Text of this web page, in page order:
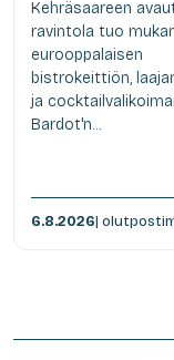
Kehräsaareen
ravintola tuo
eurooppalaisen
bistrokeittiön,
ja
Bardot'n...
6.8.2026|